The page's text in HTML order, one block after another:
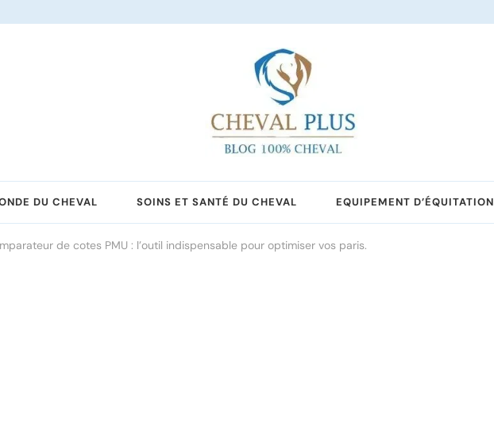
DU CHEVAL SOINS ET SANTÉ DU CHEVAL EQUIPEMENT D’ÉQUITATION
de cotes PMU : l’outil indispensable pour optimiser vos paris.